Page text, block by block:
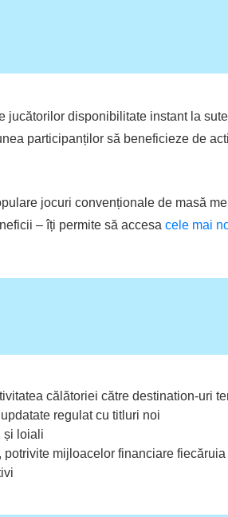
disponibilitate instant la
participanților să beneficieze de
jocuri convenționale de masă
– îți permite să accesa cele mai
călătoriei către destination-uri
regulat cu titluri noi
și loiali
mijloacelor financiare fiecăruia